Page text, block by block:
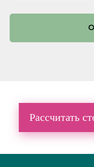
Рассчитать